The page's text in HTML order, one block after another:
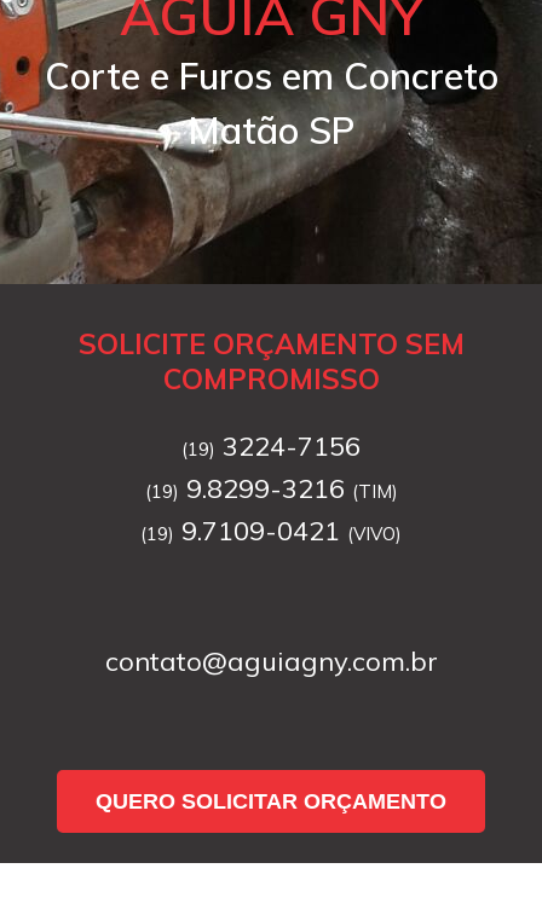
ÁGUIA GNY
Corte e Furos em Concreto
Matão SP
SOLICITE ORÇAMENTO SEM
COMPROMISSO
(19) 3224-7156
(19) 9.8299-3216 (TIM)
(19) 9.7109-0421 (VIVO)
contato@aguiagny.com.br
QUERO SOLICITAR ORÇAMENTO